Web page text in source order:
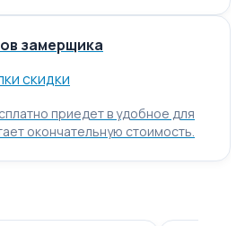
замерщика
приедет в удобное для
окончательную стоимость.